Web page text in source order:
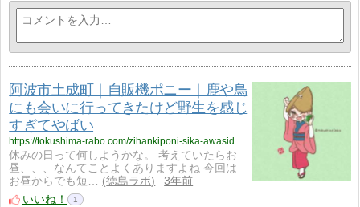
阿波市土成町｜自販機ポニー｜鹿や鳥
にも会いに行ってきたけど野生を感じ
すぎてやばい
休みの日って何しようかな。 考えていたらお
昼、、、なんてことよくありますよね 今回は
お昼からでも短…
徳島ラボ
3年前
いいね！
1